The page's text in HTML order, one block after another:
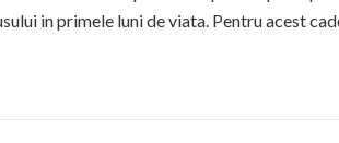
in primele luni de viata. Pentru acest